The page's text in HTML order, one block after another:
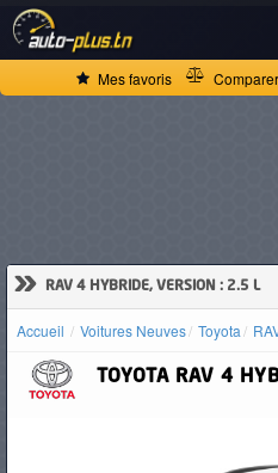
Mes favoris Comparer
» RAV 4 HYBRIDE, VERSION : 2.5 L
Accueil Voitures Neuves Toyota
TOYOTA RAV 4
ACCUEIL
D'OCCASION